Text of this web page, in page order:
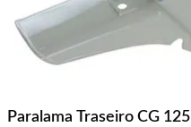
Paralama Traseiro CG 125